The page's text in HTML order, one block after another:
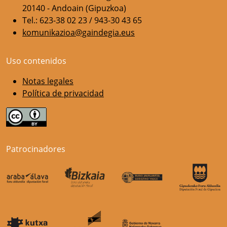
20140 - Andoain (Gipuzkoa)
Tel.: 623-38 02 23 / 943-30 43 65
komunikazioa@gaindegia.eus
Uso contenidos
Notas legales
Política de privacidad
Patrocinadores